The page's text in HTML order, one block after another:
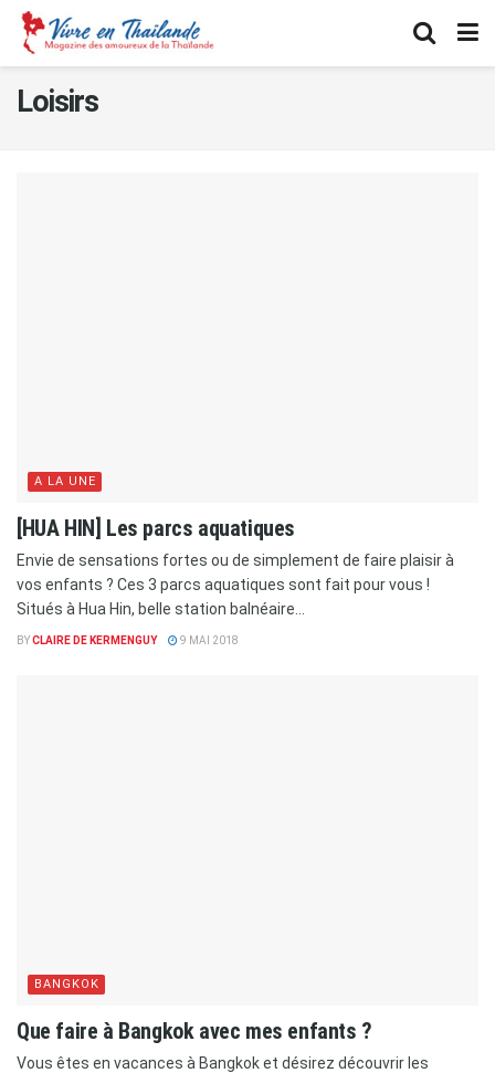
Loisirs
A LA UNE
[HUA HIN] Les parcs aquatiques
Envie de sensations fortes ou de simplement de faire plaisir à
vos enfants ? Ces 3 parcs aquatiques sont fait pour vous !
Situés à Hua Hin, belle station balnéaire...
BYCLAIRE DE KERMENGUY 9 MAI 2018
BANGKOK
Que faire à Bangkok avec mes enfants ?
Vous êtes en vacances à Bangkok et désirez découvrir les